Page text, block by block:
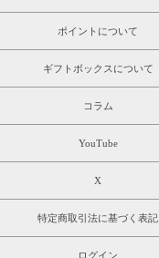
ポイントについて
ギフトボックスについて
コラム
YouTube
X
特定商取引法に基づく表記
ログイン